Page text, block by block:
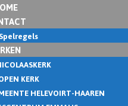
Spelregels
KERK
HELEVOIRT-HAAREN